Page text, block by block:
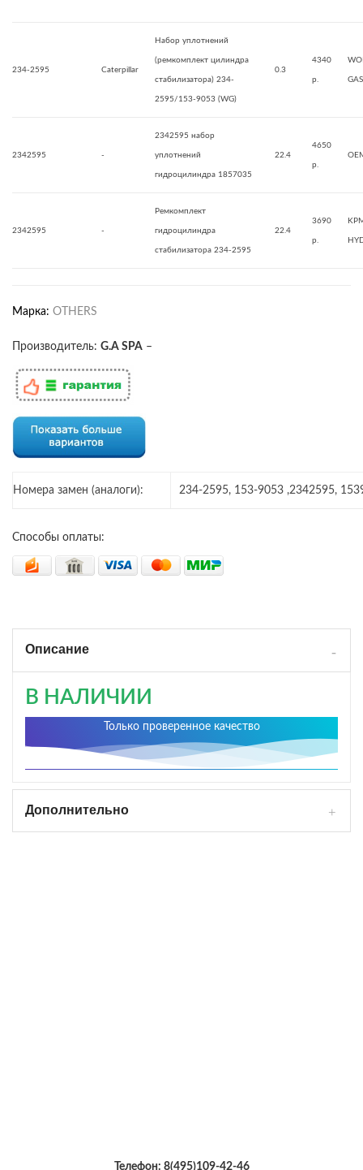
234-2595 Caterpillar
Набор уплотнений
(ремкомплект цилиндра
стабилизатора) 234-
2595/153-9053 (WG)
0.3
4340
р.
2342595 -
2342595 набор
уплотнений
гидроцилиндра 1857035
22.4
4650
р.
2342595 -
Ремкомплект
гидроцилиндра
стабилизатора 234-2595
22.4
3690
р.
Марка: OTHERS
Производитель: G.A SPA –
Номера замен (аналоги): 234-2595, 153-9053 ,2342595,
Способы оплаты:
Описание
В НАЛИЧИИ
Только проверенное качество
Дополнительно
Телефон: 8(495)109-42-46